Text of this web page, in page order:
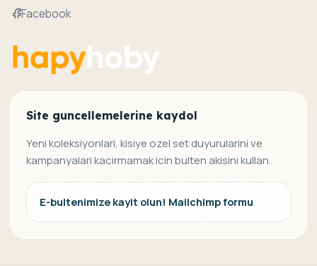
Facebook
Site guncellemelerine kaydol
Yeni koleksiyonlari, kisiye ozel set duyurularini ve
kampanyalari kacirmamak icin bulten akisini kullan.
E-bultenimize kayit olun! Mailchimp formu